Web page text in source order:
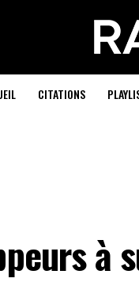
CITATIONS
à